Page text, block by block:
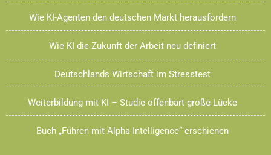
Wie KI-Agenten den deutschen Markt herausfordern
Wie KI die Zukunft der Arbeit neu definiert
Deutschlands Wirtschaft im Stresstest
Weiterbildung mit KI – Studie offenbart große Lücke
Buch „Führen mit Alpha Intelligence“ erschienen